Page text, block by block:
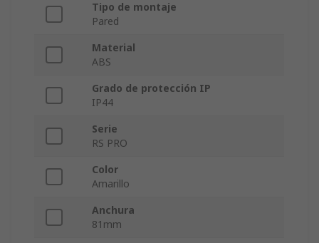
Tipo de montaje
Pared
Material
ABS
Grado de protección IP
IP44
Serie
RS PRO
Color
Amarillo
Anchura
81mm